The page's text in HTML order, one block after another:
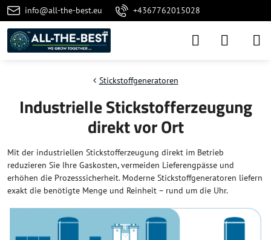
info@all-the-best.eu +4367762015028
Stickstoffgeneratoren
Industrielle Stickstofferzeugung
direkt vor Ort
Mit der industriellen Stickstofferzeugung direkt im Betrieb
reduzieren Sie Ihre Gaskosten, vermeiden Lieferengpässe und
erhöhen die Prozesssicherheit. Moderne Stickstoffgeneratoren liefern
exakt die benötigte Menge und Reinheit – rund um die Uhr.